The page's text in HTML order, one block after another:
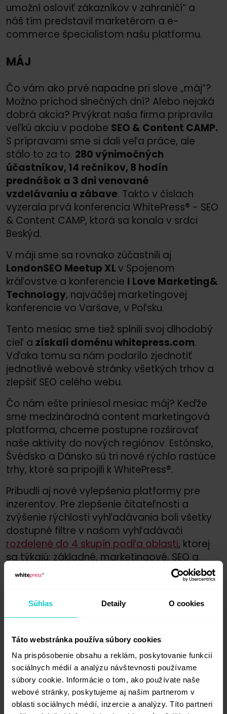
Súhlas Detaily O cookies
Táto webstránka používa súbory cookies
Na prispôsobenie obsahu a reklám, poskytovanie funkcií
sociálnych médií a analýzu návštevnosti používame
súbory cookie. Informácie o tom, ako používate naše
webové stránky, poskytujeme aj našim partnerom v
oblasti sociálnych médií, inzercie a analýzy. Títo partneri
umožní osloviť zákazníkov v zahraničí“ a
náš tím predstavil marketérom a e-
commerce špecialistom našu platformu.
MÁJ
Čo vám ako prvé napadne pri slove „máj“?
Možno príchod slnečných dní? Alebo nejaká
dobrá akcia? Prvýkrat naša firma pripravila
veľkú akciu v podobe SEO & Content CAMP.
S prípravami sme si dali veľa práce, ale
stálo to za to. 280 výnimočných
účastníkov, 14 rečníkov, 8 hodín
prednášok a 3 dni venované
vzdelávaniu a zábave. Takto v číslach
vyzerala prvá konferencia WhitePress® - SEO
& Content CAMP, ktorá sa konala v srdci
Beskýd.
V máji sme sa rovnako zúčastnili aj
LondonSEO Meetup XLv Spojenom
kráľovstve a konferencie I Love Marketing&
Technology, najväčšej marketingovej
konferencie vo Varšave, v Poľsku.
Tento mesiac sme tiež splnili svoj dlhodobý
cieľ a získali doménu whitepress.com.
Vďaka tomu sa nám podarilo zjednotiť
jednotlivé webové stránky všetkých trhov a
zlepšiť SEO celého webu.
Čo nám ešte priniesol mesiac máj? Keďže
sme medzinárodná content marketingová
platforma, chceme postupne rozširovať
naše aktivity do nových regiónov. Estónsko,
Švédsko a Dánsko sú tri nové rýchlo rastúce
trhy, ktoré sa pripojili k WhitePress®.
Pribudli aj nové vylepšenia platformy pre
inzerentov. Pre zlepšenie čitateľnosti a
zvýšenie rýchlosti vyhľadávania boli všetky
dostupné filtre v našom vyhľadávači
rozdelené do 4 skupín podľa oblasti, ktorej
sa týkajú: základné, marketingové, SEO a
technické filtre.
JÚN